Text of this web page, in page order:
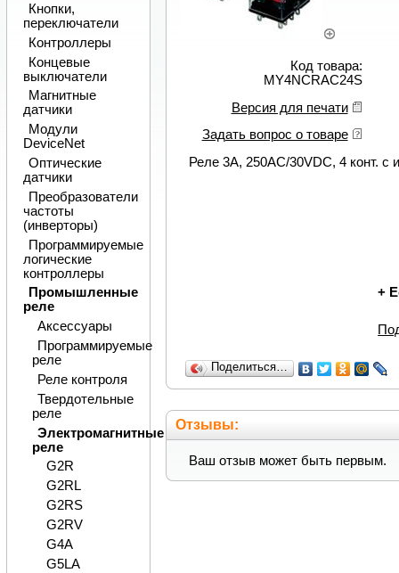
Код товара:
MY4NCRAC24S
Версия для печати
Задать вопрос о товаре
Реле 3А, 250АС/30VDC, 4 конт. с
+
Поделиться…
Отзывы:
Ваш отзыв может быть первым.
Кнопки,
переключатели
Контроллеры
Концевые
выключатели
Магнитные
датчики
Модули
DeviceNet
Оптические
датчики
Преобразователи
частоты
(инверторы)
Программируемые
логические
контроллеры
Промышленные
реле
Аксессуары
Программируемые
реле
Реле контроля
Твердотельные
реле
Электромагнитные
реле
G2R
G2RL
G2RS
G2RV
G4A
G5LA